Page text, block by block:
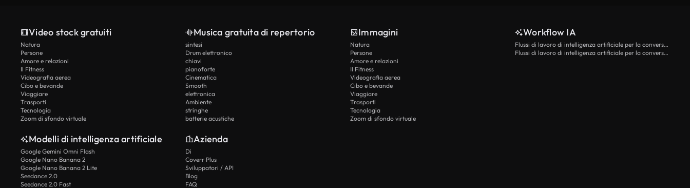
Video stock gratuiti
Natura
Persone
Amore e relazioni
Il Fitness
Videografia aerea
Cibo e bevande
Viaggiare
Trasporti
Tecnologia
Zoom di sfondo virtuale
Musica gratuita di repertorio
sintesi
Drum elettronico
chiavi
pianoforte
Cinematica
Smooth
elettronica
Ambiente
stringhe
batterie acustiche
Immagini
Natura
Persone
Amore e relazioni
Il Fitness
Videografia aerea
Cibo e bevande
Viaggiare
Trasporti
Tecnologia
Zoom di sfondo virtuale
Workflow IA
Flussi di lavoro di intelligenza artificiale per la conversione da testo a video
Flussi di lavoro di intelligenza artificiale per la conversione di immagini in video
Modelli di intelligenza artificiale
Google Gemini Omni Flash
Google Nano Banana 2
Google Nano Banana 2 Lite
Seedance 2.0
Seedance 2.0 Fast
Azienda
Di
Coverr Plus
Sviluppatori / API
Blog
FAQ